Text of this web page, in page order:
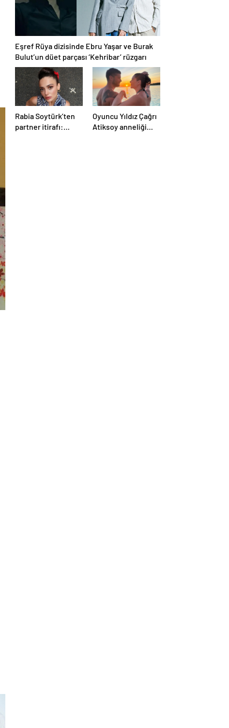
Eşref Rüya dizisinde Ebru Yaşar ve Burak
Bulut’un düet parçası ‘Kehribar’ rüzgarı
Rabia Soytürk’ten
partner itirafı:
Oyuncu Yıldız Çağrı
Atiksoy anneliği